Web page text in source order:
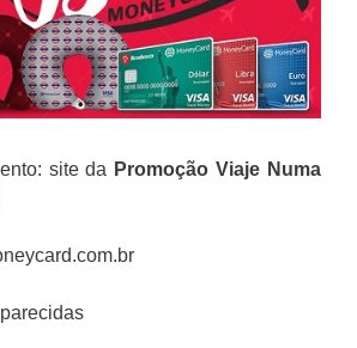
site da PromoçãoViaje Numa